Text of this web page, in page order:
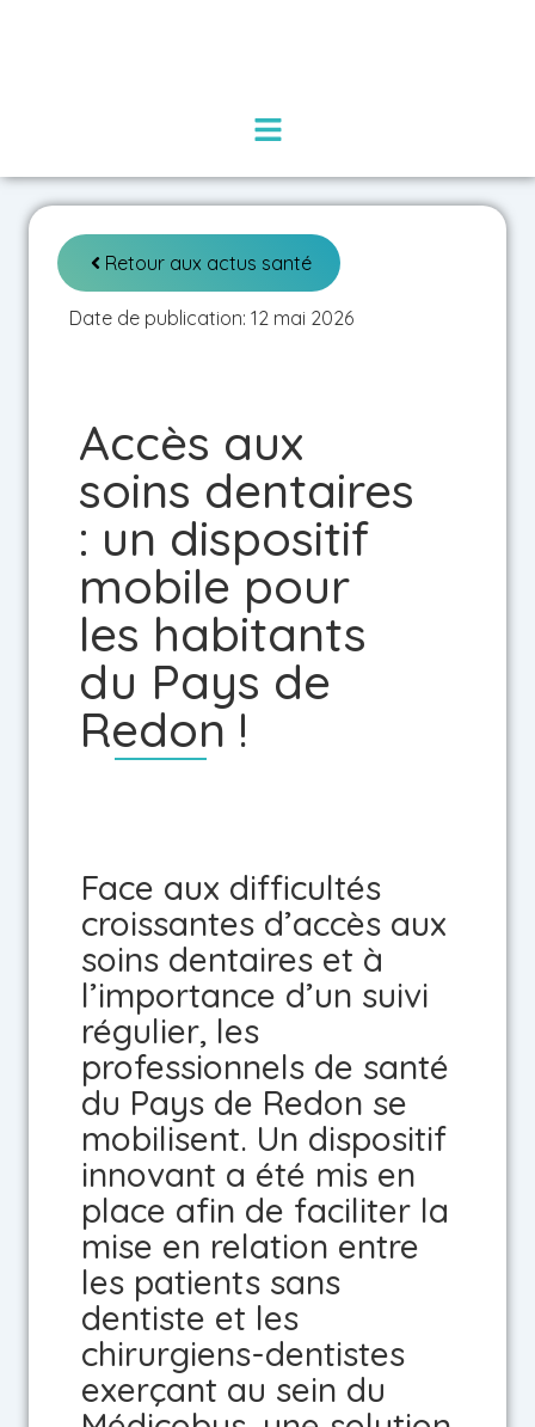
Retour aux actus santé
Date de publication: 12 mai 2026
Accès aux
soins dentaires
: un dispositif
mobile pour
les habitants
du Pays de
Redon !
Face aux difficultés
croissantes d’accès aux
soins dentaires et à
l’importance d’un suivi
régulier, les
professionnels de santé
du Pays de Redon se
mobilisent. Un dispositif
innovant a été mis en
place afin de faciliter la
mise en relation entre
les patients sans
dentiste et les
chirurgiens-dentistes
exerçant au sein du